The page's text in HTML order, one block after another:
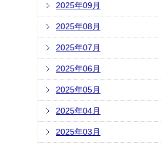
2025年09月
2025年08月
2025年07月
2025年06月
2025年05月
2025年04月
2025年03月